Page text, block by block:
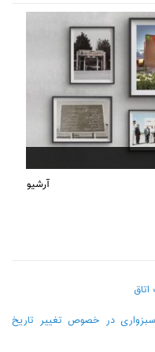
آرشیو
سبزواری در خصوص تغییر تاریخ